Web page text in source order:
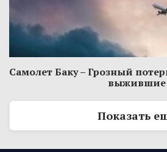
Самолет Баку – Грозный
выжившие
Показать